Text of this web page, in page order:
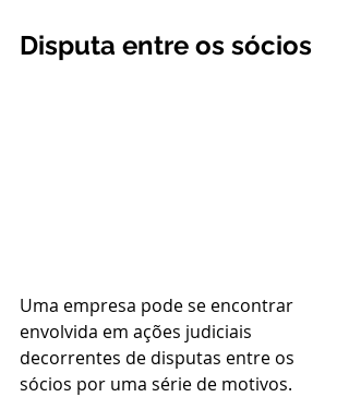
Disputa entre os sócios
Uma empresa pode se encontrar
envolvida em ações judiciais
decorrentes de disputas entre os
sócios por uma série de motivos.